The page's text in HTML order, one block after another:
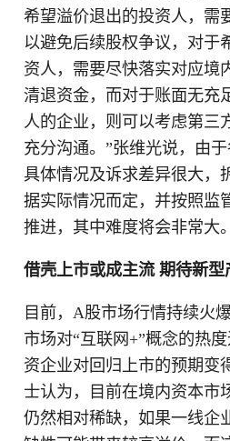
希望溢价退出的投资人，需
以避免后续股权争议，对于
资人，需要尽快落实对应境
清退资金，而对于账面无充
人的企业，则可以考虑第三
充分沟通。”张维光说，由
具体情况及诉求差异很大，
据实际情况而定，并按照监
推进，其中难度将会非常大。
借壳上市或成主流 期待新型
目前，A股市场行情持续火
市场对“互联网+”概念的热
资企业对回归上市的预期变
士认为，目前在境内资本市
仍然相对稀缺，如果一线企